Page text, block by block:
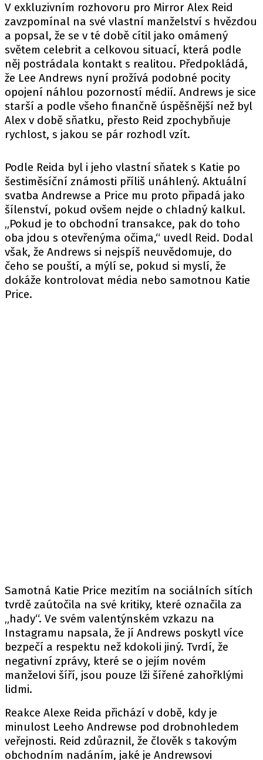
V exkluzivním rozhovoru pro Mirror Alex Reid
zavzpomínal na své vlastní manželství s hvězdou
a popsal, že se v té době cítil jako omámený
světem celebrit a celkovou situací, která podle
něj postrádala kontakt s realitou. Předpokládá,
že Lee Andrews nyní prožívá podobné pocity
opojení náhlou pozorností médií. Andrews je sice
starší a podle všeho finančně úspěšnější než byl
Alex v době sňatku, přesto Reid zpochybňuje
rychlost, s jakou se pár rozhodl vzít.
Podle Reida byl i jeho vlastní sňatek s Katie po
šestiměsíční známosti příliš unáhlený. Aktuální
svatba Andrewse a Price mu proto připadá jako
šílenství, pokud ovšem nejde o chladný kalkul.
„Pokud je to obchodní transakce, pak do toho
oba jdou s otevřenýma očima,“ uvedl Reid. Dodal
však, že Andrews si nejspíš neuvědomuje, do
čeho se pouští, a mýlí se, pokud si myslí, že
dokáže kontrolovat média nebo samotnou Katie
Price.
Samotná Katie Price mezitím na sociálních sítích
tvrdě zaútočila na své kritiky, které označila za
„hady“. Ve svém valentýnském vzkazu na
Instagramu napsala, že jí Andrews poskytl více
bezpečí a respektu než kdokoli jiný. Tvrdí, že
negativní zprávy, které se o jejím novém
manželovi šíří, jsou pouze lži šířené zahořklými
lidmi.
Reakce Alexe Reida přichází v době, kdy je
minulost Leeho Andrewse pod drobnohledem
veřejnosti. Reid zdůraznil, že člověk s takovým
obchodním nadáním, jaké je Andrewsovi